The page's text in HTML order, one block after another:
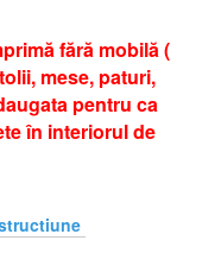
fără mobilă (
mese, paturi,
pentru ca
în interiorul de